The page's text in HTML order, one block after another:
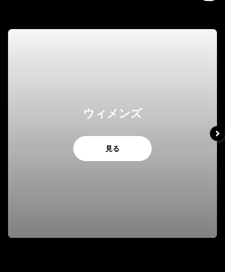
ウィメンズ
見る